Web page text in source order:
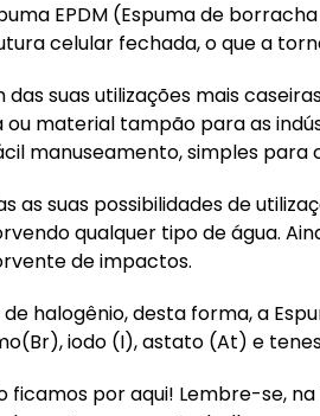
EPDM (Espuma de
celular fechada, o que a
das suas utilizações mais
ou material tampão para as
manuseamento, simples para
as suas possibilidades de
qualquer tipo de água.
de impactos.
de halogênio, desta forma, a
iodo (I), astato (At) e
ficamos por aqui! Lembre-se,